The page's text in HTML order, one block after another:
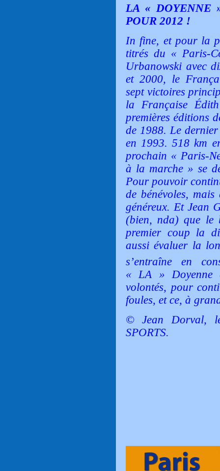
LA « DOYENNE
POUR 2012 !
In fine, et pour la
titrés du « Paris-
Urbanowski avec
et 2000, le
sept victoires
la Française
premières éditions
de 1988. Le
en 1993. 518 km
prochain « Paris-
à la marche » se
Pour pouvoir
de bénévoles, mais
généreux. Et Jean
(bien, nda) que le
premier coup la
aussi évaluer la
s’entraîne en
« LA » Doyenne
volontés, pour
foules, et ce, à
© Jean Dorval,
SPORTS.